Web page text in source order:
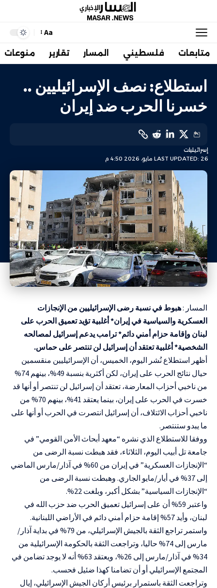
Aa
متابعات فلسطيني المسار تقارير منوعات
استطلاع: نصف الإسرائيليين ..
خسرنا الحرب ضد إيران
LAST UPDATED: 26 مايو، 2026 4:50 م
إسرائيليات
المسار :هبوط في نسبة رضى الإسرائيليين من الإنجازات
العسكرية والسياسية في إيران* أغلبية تؤيد تعميق الحرب على
لبنان وإقامة حزام أمني دائم* ترامب يدعم إسرائيل لمصالحه
الشخصية* أغلبية تعتقد أن إسرائيل لن تنتصر على حماس.
أظهر استطلاع نُشر اليوم، الخميس، أن الإسرائيليين منقسمين
حيال نتائج الحرب على إيران، لكن أكثرية بنسبة 49%، بينهم 74%
من ناخبي أحزاب المعارضة، تعتقد أن إسرائيل لن تنتصر أو أنها قد
خسرت في الحرب على إيران، بينما يعتقد 41%، بينهم 70% من
ناخبي أحزاب الائتلاف، أن إسرائيل انتصرت في الحرب أو أنها على
ما يبدو ستنتصر.
ووفقا للاستطلاع الذي نشره “معهد أبحاث الأمن القومي” في
جامعة تل أبيب اليوم، الثلاثاء، فقد هبطت نسبة الرضى من
“الإنجازات العسكرية” في إيران من 60% في آذار/مارس الماضي
إلى 37% في أيار/مايو الجاري. وهبطت نسبة الرضى من
“الإنجازات السياسية” بشكل أكبر، وبلغت 22%.
واعتبر 59% أن على إسرائيل تعميق الحرب ضد حزب الله في
لبنان، وأيد 57% إقامة حزام أمني دائم في الأراضي اللبنانية.
واستمر تراجع الثقة بالجيش الإسرائيلي، من 79% في بداية آذار/
مارس إلى 74% حاليا، وتراجعت الثقة بالحكومة الإسرائيلية من
34% في آذار/مارس إلى 26%، ويعتقد 63% أنه لا يوجد تضامن في
المجتمع الإسرائيلي أو أن تضامنا كهذا ضئيل فحسب.
وتراجعت الثقة باستمرار برئيس أركان الجيش الإسرائيلي، إيال